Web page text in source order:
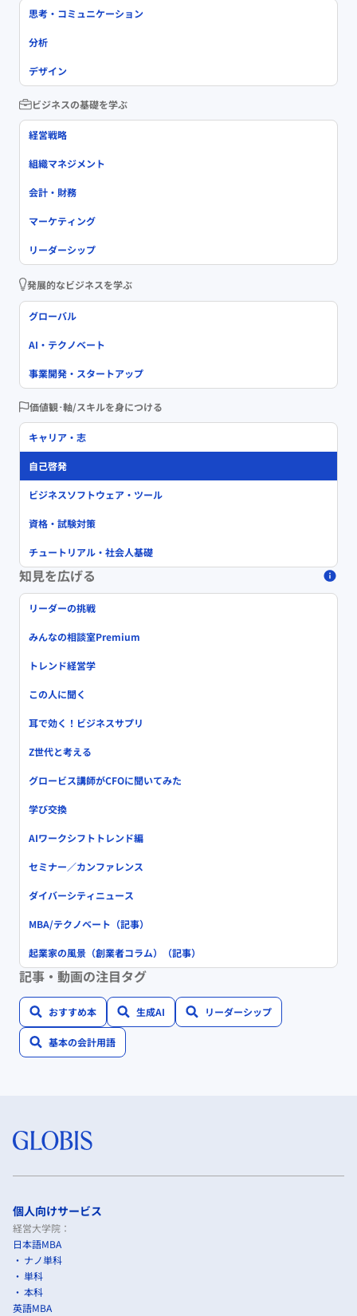
思考・コミュニケーション
分析
デザイン
ビジネスの基礎を学ぶ
経営戦略
組織マネジメント
会計・財務
マーケティング
リーダーシップ
発展的なビジネスを学ぶ
グローバル
AI・テクノベート
事業開発・スタートアップ
価値観･軸/スキルを身につける
キャリア・志
自己啓発
ビジネスソフトウェア・ツール
資格・試験対策
チュートリアル・社会人基礎
知見を広げる
リーダーの挑戦
みんなの相談室Premium
トレンド経営学
この人に聞く
耳で効く！ビジネスサプリ
Z世代と考える
グロービス講師がCFOに聞いてみた
学び交換
AIワークシフトトレンド編
セミナー／カンファレンス
ダイバーシティニュース
MBA/テクノベート（記事）
起業家の風景（創業者コラム）（記事）
記事・動画の注目タグ
おすすめ本 生成AI リーダーシップ
基本の会計用語
個人向けサービス
経営大学院：
日本語MBA
ナノ単科
単科
本科
英語MBA